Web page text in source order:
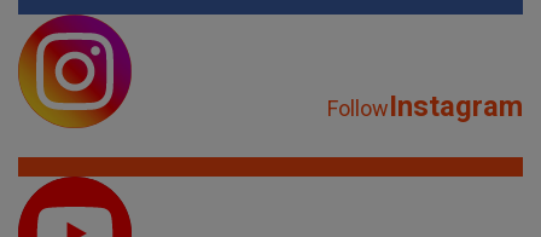
FollowInstagram